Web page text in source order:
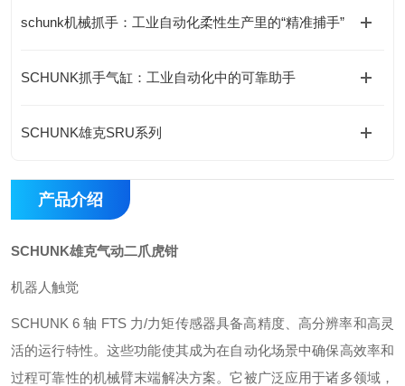
schunk机械抓手：工业自动化柔性生产里的“精准捕手”
SCHUNK抓手气缸：工业自动化中的可靠助手
SCHUNK雄克SRU系列
产品介绍
SCHUNK雄克气动二爪虎钳
机器人触觉
SCHUNK 6 轴 FTS 力/力矩传感器具备高精度、高分辨率和高灵
活的运行特性。这些功能使其成为在自动化场景中确保高效率和
过程可靠性的机械臂末端解决方案。它被广泛应用于诸多领域，